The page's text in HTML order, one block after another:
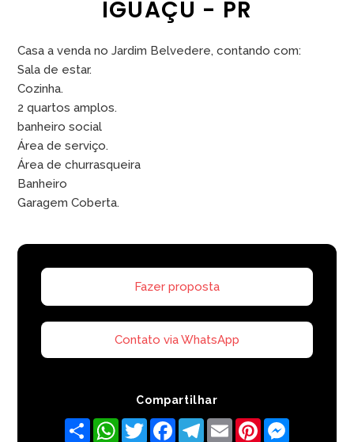
IGUAÇU - PR
Casa a venda no Jardim Belvedere, contando com:
Sala de estar.
Cozinha.
2 quartos amplos.
banheiro social
Área de serviço.
Área de churrasqueira
Banheiro
Garagem Coberta.
Fazer proposta
Contato via WhatsApp
Compartilhar
Share WhatsApp
TwitterFacebookTelegram
Email Pinterest